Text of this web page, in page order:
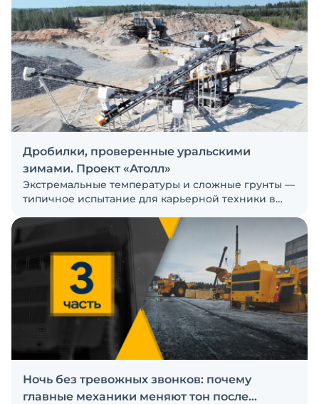
стремительный рост цен на дизельное топливо
рождают спрос на создание и использование
техники, работающей на альтернативном топливе
Дробилки, проверенные уральскими
зимами. Проект «Атолл»
Экстремальные температуры и сложные грунты —
типичное испытание для карьерной техники в
комплекс SANME прошёл эту проверку на
реальном объекте в Свердловской области,
доказав свою способность работать в жёстких
условиях
Ночь без тревожных звонков: почему
главные механики меняют тон после